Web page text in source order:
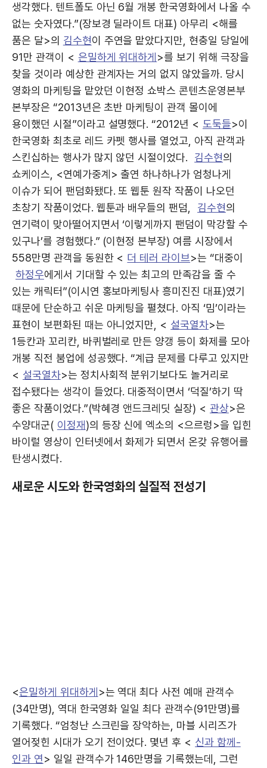
생각했다. 텐트폴도 아닌 6월 개봉 한국영화에서 나올 수
없는 숫자였다.”(장보경 딜라이트 대표) 아무리 <해를
품은 달>의 김수현이 주연을 맡았다지만, 현충일 당일에
91만 관객이 < 은밀하게 위대하게>를 보기 위해 극장을
찾을 것이라 예상한 관계자는 거의 없지 않았을까. 당시
영화의 마케팅을 맡았던 이현정 쇼박스 콘텐츠운영본부
본부장은 “2013년은 초반 마케팅이 관객 몰이에
용이했던 시절”이라고 설명했다. “2012년 < 도둑들>이
한국영화 최초로 레드 카펫 행사를 열었고, 아직 관객과
스킨십하는 행사가 많지 않던 시절이었다.
김수현의
쇼케이스, <연예가중계> 출연 하나하나가 엄청나게
이슈가 되어 팬덤화됐다. 또 웹툰 원작 작품이 나오던
초창기 작품이었다. 웹툰과 배우들의 팬덤,
김수현의
연기력이 맞아떨어지면서 ‘이렇게까지 팬덤이 막강할 수
있구나’를 경험했다.” (이현정 본부장) 여름 시장에서
558만명 관객을 동원한 < 더 테러 라이브>는 “대중이
하정우에게서 기대할 수 있는 최고의 만족감을 줄 수
있는 캐릭터”(이시연 홍보마케팅사 흥미진진 대표)였기
때문에 단순하고 쉬운 마케팅을 펼쳤다. 아직 ‘밈’이라는
표현이 보편화된 때는 아니었지만, < 설국열차>는
1등칸과 꼬리칸, 바퀴벌레로 만든 양갱 등이 화제를 모아
개봉 직전 붐업에 성공했다. “계급 문제를 다루고 있지만
< 설국열차>는 정치사회적 분위기보다도 놀거리로
접수됐다는 생각이 들었다. 대중적이면서 ‘덕질’하기 딱
좋은 작품이었다.”(박혜경 앤드크레딧 실장) < 관상>은
수양대군( 이정재)의 등장 신에 엑소의 <으르렁>을 입힌
바이럴 영상이 인터넷에서 화제가 되면서 온갖 유행어를
탄생시켰다.
새로운 시도와 한국영화의 실질적 전성기
<은밀하게 위대하게>는 역대 최다 사전 예매 관객수
(34만명), 역대 한국영화 일일 최다 관객수(91만명)를
기록했다. “엄청난 스크린을 장악하는, 마블 시리즈가
열어젖힌 시대가 오기 전이었다. 몇년 후 < 신과 함께-
인과 연> 일일 관객수가 146만명을 기록했는데, 그런